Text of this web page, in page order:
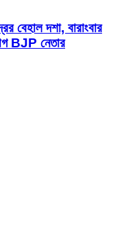
বেহাল দশা, বারাংবার
BJP নেতার